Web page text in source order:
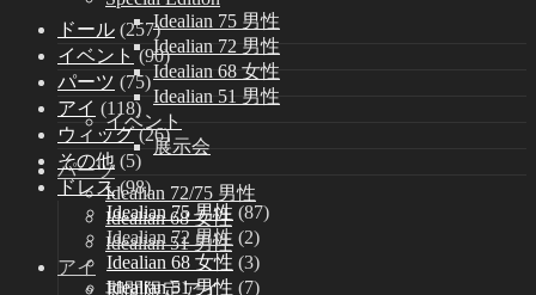
Idealian 75 男性
Idealian 72 男性
Idealian 68 女性
Idealian 51 男性
イベント
展示会
パーツ
Idealian 72/75 男性
Idealian 68 女性
Idealian 51 男性
アイ
期間限定アイ
ドール (257)
イベント (90)
パーツ (75)
アイ (118)
ウィッグ (26)
その他 (5)
ドレス (98)
Idealian 75 男性 (87)
Idealian 72 男性 (2)
Idealian 68 女性 (3)
Idealian 51 男性 (7)